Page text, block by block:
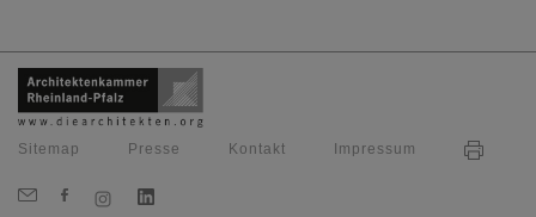
Sitemap Presse Kontakt Impressum